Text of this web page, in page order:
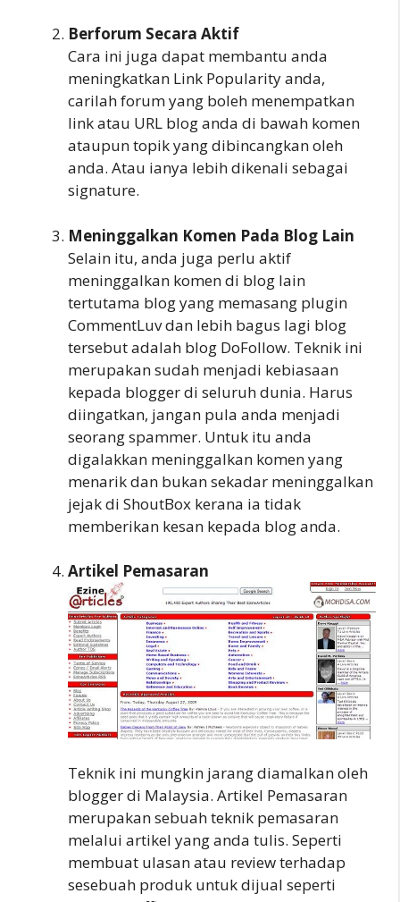
Berforum Secara Aktif
Cara ini juga dapat membantu anda
meningkatkan Link Popularity anda,
carilah forum yang boleh menempatkan
link atau URL blog anda di bawah komen
ataupun topik yang dibincangkan oleh
anda. Atau ianya lebih dikenali sebagai
signature.
Meninggalkan Komen Pada Blog Lain
Selain itu, anda juga perlu aktif
meninggalkan komen di blog lain
tertutama blog yang memasang plugin
CommentLuv dan lebih bagus lagi blog
tersebut adalah blog DoFollow. Teknik ini
merupakan sudah menjadi kebiasaan
kepada blogger di seluruh dunia. Harus
diingatkan, jangan pula anda menjadi
seorang spammer. Untuk itu anda
digalakkan meninggalkan komen yang
menarik dan bukan sekadar meninggalkan
jejak di ShoutBox kerana ia tidak
memberikan kesan kepada blog anda.
Artikel Pemasaran
Teknik ini mungkin jarang diamalkan oleh
blogger di Malaysia. Artikel Pemasaran
merupakan sebuah teknik pemasaran
melalui artikel yang anda tulis. Seperti
membuat ulasan atau review terhadap
sesebuah produk untuk dijual seperti